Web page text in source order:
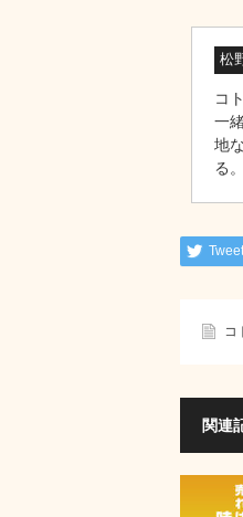
松
コ
一
地
る。
Tweet
コ
関連